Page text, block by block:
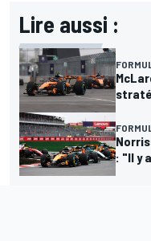
Lire aussi :
: "Il y